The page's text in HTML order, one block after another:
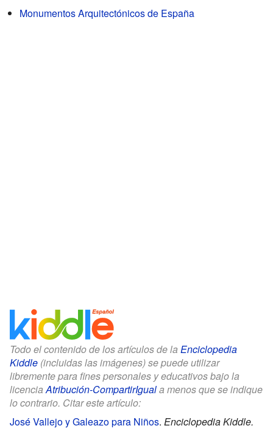
Monumentos Arquitectónicos de España
Todo el contenido de los artículos de la Enciclopedia
Kiddle (incluidas las imágenes) se puede utilizar
libremente para fines personales y educativos bajo la
licencia Atribución-CompartirIguala menos que se indique
lo contrario. Citar este artículo:
José Vallejo y Galeazo para Niños. Enciclopedia Kiddle.